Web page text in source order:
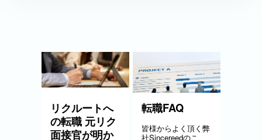
リクルートへ
の転職 元リク
面接官が明か
転職FAQ
皆様からよく頂く弊
社Sincereedのこ